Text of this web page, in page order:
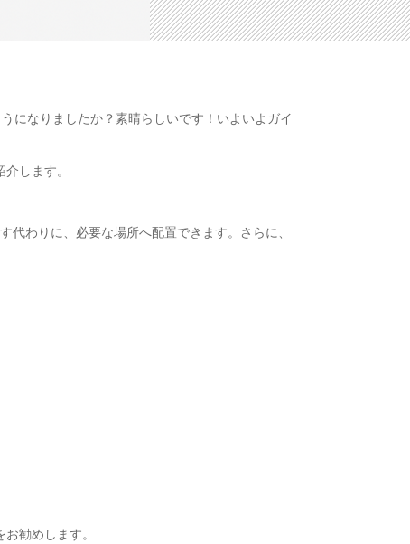
なりましたか？素晴らしいです！いよいよガイ
します。
わりに、必要な場所へ配置できます。さらに、
勧めします。